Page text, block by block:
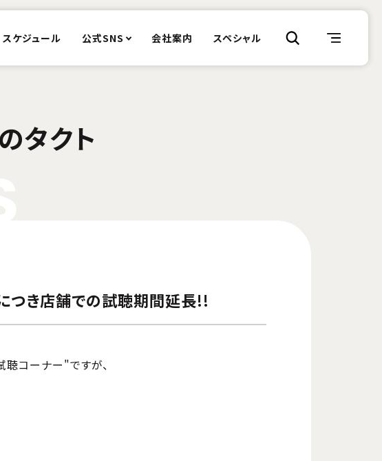
スケジュール 公式SNS 会社案内 スペシャル
タクト
つき店舗での試聴期間延長!!
コーナー"ですが、